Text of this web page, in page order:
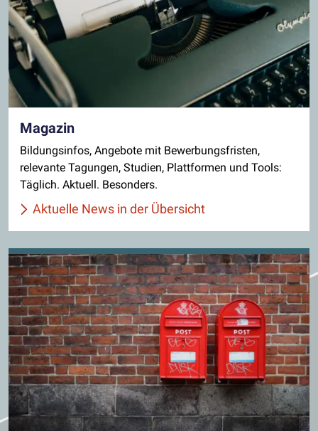
Magazin
Bildungsinfos, Angebote mit Bewerbungsfristen,
relevante Tagungen, Studien, Plattformen und Tools:
Täglich. Aktuell. Besonders.
Aktuelle News in der Übersicht